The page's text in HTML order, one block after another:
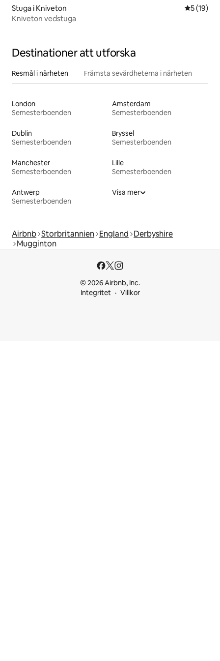
Stuga i Kniveton 5 av 5 i
5 (19)
Kniveton vedstuga
Destinationer att utforska
Resmål i närheten Främsta sevärdheterna i närheten
London
Semesterboenden
Amsterdam
Semesterboenden
Dublin
Semesterboenden
Bryssel
Semesterboenden
Manchester
Semesterboenden
Lille
Semesterboenden
Antwerp
Semesterboenden
Visa mer
Airbnb Storbritannien England Derbyshire
Mugginton
© 2026 Airbnb, Inc.
Integritet
Villkor